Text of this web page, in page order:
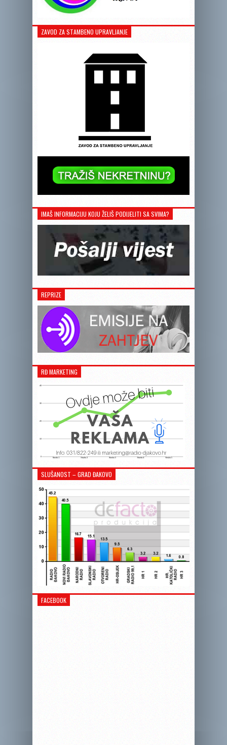
ZAVOD ZA STAMBENO UPRAVLJANJE
IMAŠ INFORMACIJU KOJU ŽELIŠ PODIJELITI SA SVIMA?
REPRIZE
RĐ MARKETING
SLUŠANOST – GRAD ĐAKOVO
FACEBOOK